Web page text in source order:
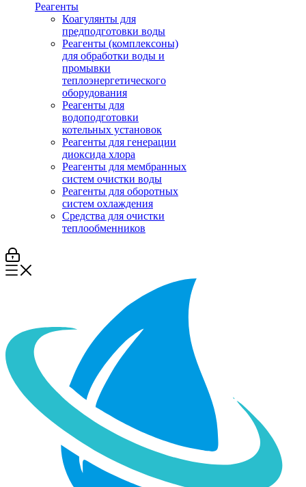
Реагенты
Коагулянты для
предподготовки воды
Реагенты (комплексоны)
для обработки воды и
промывки
теплоэнергетического
оборудования
Реагенты для
водоподготовки
котельных установок
Реагенты для генерации
диоксида хлора
Реагенты для мембранных
систем очистки воды
Реагенты для оборотных
систем охлаждения
Средства для очистки
теплообменников